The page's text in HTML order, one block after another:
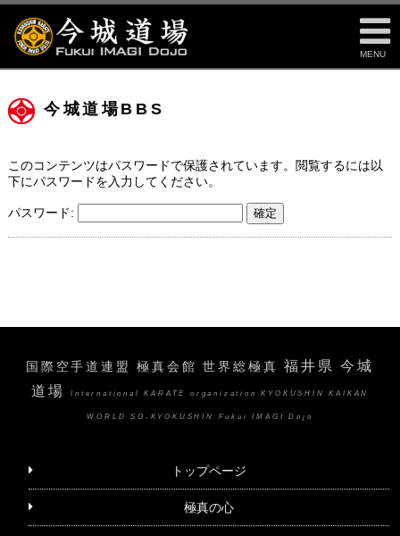
MENU
今城道場BBS
このコンテンツはパスワードで保護されています。閲覧するには以
下にパスワードを入力してください。
パスワード:
国際空手道連盟 極真会館 世界総極真福井県 今城
道場
International KARATE organization KYOKUSHIN KAIKAN
WORLD SO-KYOKUSHIN Fukui IMAGI Dojo
トップページ
極真の心